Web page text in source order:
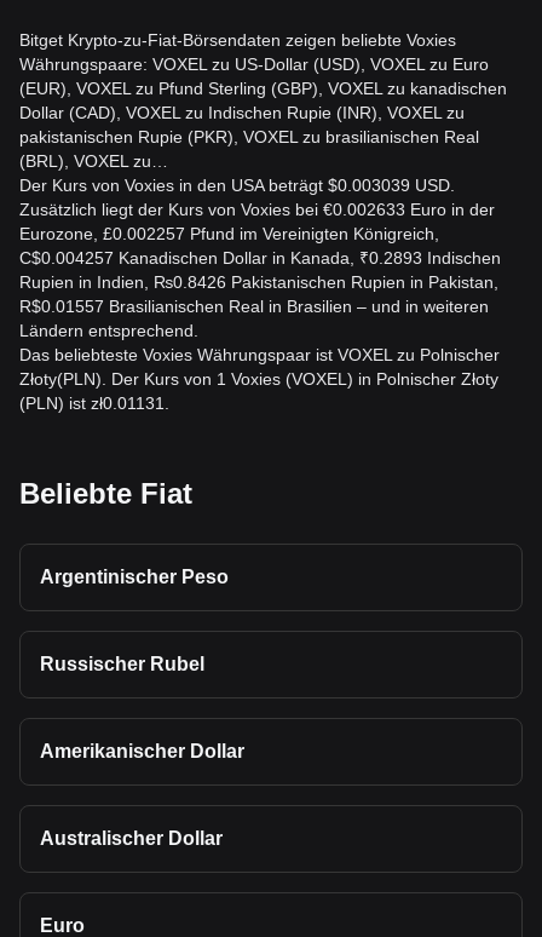
Bitget Krypto-zu-Fiat-Börsendaten zeigen beliebte Voxies
Währungspaare: VOXEL zu US-Dollar (USD), VOXEL zu Euro
(EUR), VOXEL zu Pfund Sterling (GBP), VOXEL zu kanadischen
Dollar (CAD), VOXEL zu Indischen Rupie (INR), VOXEL zu
pakistanischen Rupie (PKR), VOXEL zu brasilianischen Real
(BRL), VOXEL zu…
Der Kurs von Voxies in den USA beträgt $0.003039 USD.
Zusätzlich liegt der Kurs von Voxies bei €0.002633 Euro in der
Eurozone, £0.002257 Pfund im Vereinigten Königreich,
C$0.004257 Kanadischen Dollar in Kanada, ₹0.2893 Indischen
Rupien in Indien, ₨0.8426 Pakistanischen Rupien in Pakistan,
R$0.01557 Brasilianischen Real in Brasilien – und in weiteren
Ländern entsprechend.
Das beliebteste Voxies Währungspaar ist VOXEL zu Polnischer
Złoty(PLN). Der Kurs von 1 Voxies (VOXEL) in Polnischer Złoty
(PLN) ist zł0.01131.
Beliebte Fiat
Argentinischer Peso
Russischer Rubel
Amerikanischer Dollar
Australischer Dollar
Euro